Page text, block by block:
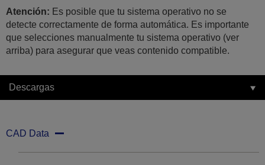
Atención: Es posible que tu sistema operativo no se
detecte correctamente de forma automática. Es importante
que selecciones manualmente tu sistema operativo (ver
arriba) para asegurar que veas contenido compatible.
Descargas
CAD Data